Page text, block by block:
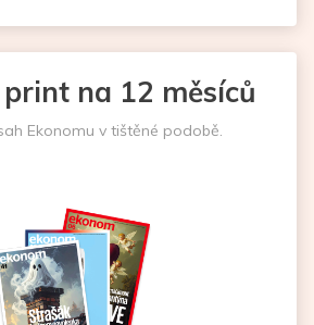
na 12 měsíců
Ekonomu v tištěné podobě.